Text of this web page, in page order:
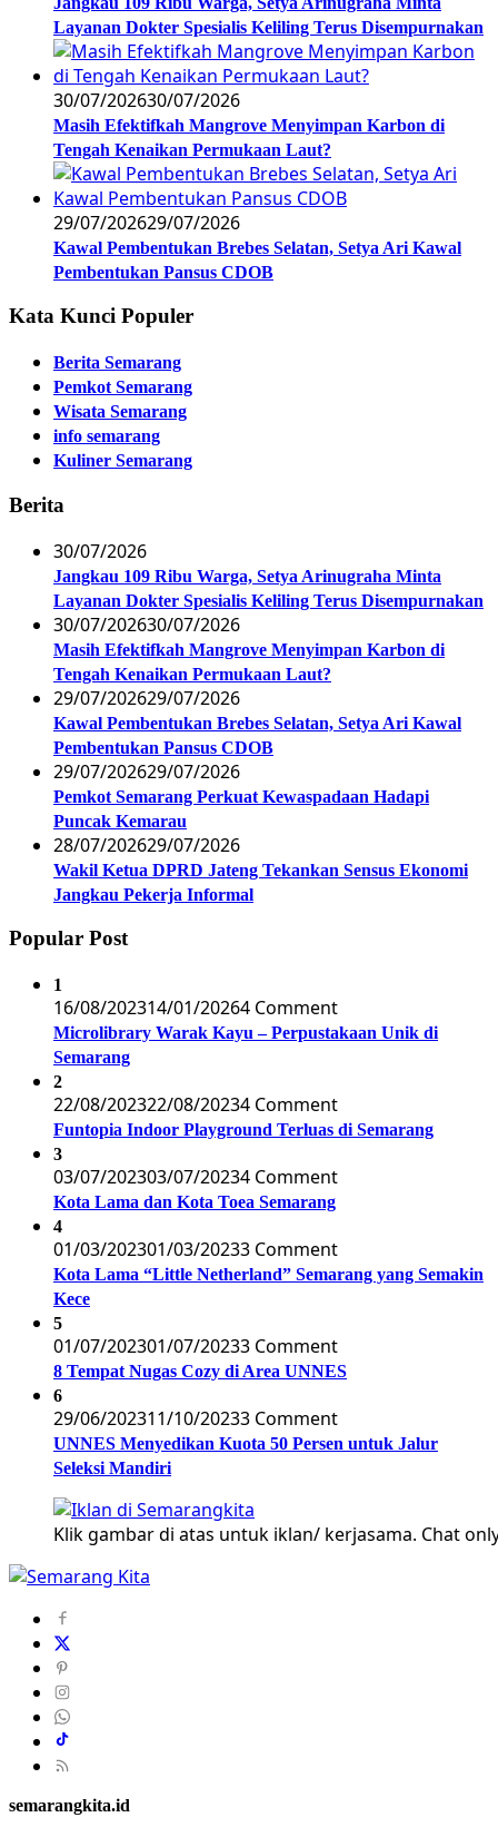
Layanan Dokter Spesialis Keliling Terus Disempurnakan
30/07/202630/07/2026
Masih Efektifkah Mangrove Menyimpan Karbon di
Tengah Kenaikan Permukaan Laut?
29/07/202629/07/2026
Kawal Pembentukan Brebes Selatan, Setya Ari Kawal
Pembentukan Pansus CDOB
Kata Kunci Populer
Berita Semarang
Pemkot Semarang
Wisata Semarang
info semarang
Kuliner Semarang
Berita
30/07/2026
Jangkau 109 Ribu Warga, Setya Arinugraha Minta
Layanan Dokter Spesialis Keliling Terus Disempurnakan
30/07/202630/07/2026
Masih Efektifkah Mangrove Menyimpan Karbon di
Tengah Kenaikan Permukaan Laut?
29/07/202629/07/2026
Kawal Pembentukan Brebes Selatan, Setya Ari Kawal
Pembentukan Pansus CDOB
29/07/202629/07/2026
Pemkot Semarang Perkuat Kewaspadaan Hadapi
Puncak Kemarau
28/07/202629/07/2026
Wakil Ketua DPRD Jateng Tekankan Sensus Ekonomi
Jangkau Pekerja Informal
Popular Post
1
16/08/202314/01/20264 Comment
Microlibrary Warak Kayu – Perpustakaan Unik di
Semarang
2
22/08/202322/08/20234 Comment
Funtopia Indoor Playground Terluas di Semarang
3
03/07/202303/07/20234 Comment
Kota Lama dan Kota Toea Semarang
4
01/03/202301/03/20233 Comment
Kota Lama “Little Netherland” Semarang yang Semakin
Kece
5
01/07/202301/07/20233 Comment
8 Tempat Nugas Cozy di Area UNNES
6
29/06/202311/10/20233 Comment
UNNES Menyedikan Kuota 50 Persen untuk Jalur
Seleksi Mandiri
Klik gambar di atas untuk iklan/ kerjasama. Chat
semarangkita.id